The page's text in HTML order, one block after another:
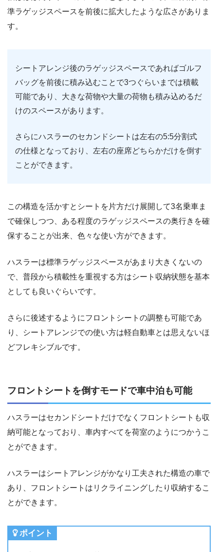
準ラゲッジスペースを前後に拡大したような広さがありま
す。
シートアレンジ後のラゲッジスペースであればゴルフ
バッグを前後に積み込むことで3つぐらいまでは積載
可能であり、大きな荷物や大量の荷物も積み込めるだ
けのスペースがあります。
さらにハスラーのセカンドシートは左右の5:5分割式
の仕様となっており、左右の座席どちらかだけを倒す
ことができます。
この構造を活かすとシートを片方だけ展開して3名乗車ま
で確保しつつ、ある程度のラゲッジスペースの奥行きを確
保することが出来、色々な使い方ができます。
ハスラーは標準ラゲッジスペースがあまり大きくないの
で、普段から積載性を重視する方はシート収納状態を基本
としても良いぐらいです。
さらに後述するようにフロントシートの調整も可能であ
り、シートアレンジでの使い方は軽自動車とは思えないほ
どフレキシブルです。
フロントシートを倒すモードで車中泊も可能
ハスラーはセカンドシートだけでなくフロントシートも収
納可能となっており、車内すべてを荷室のようにつかうこ
とができます。
ハスラーはシートアレンジがかなり工夫された構造の車で
あり、フロントシートはリクライニングしたり収納するこ
とができます。
ポイント